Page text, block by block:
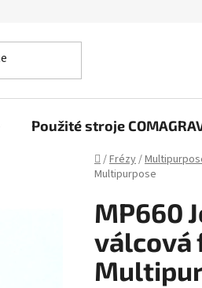
Použité stroje
Domů
/Frézy/
Multipurpose
MP660
válcová